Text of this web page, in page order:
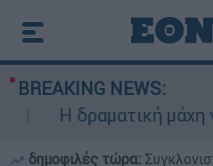
BREAKING NEWS:
Η δραματική μάχη
δημοφιλές τώρα: